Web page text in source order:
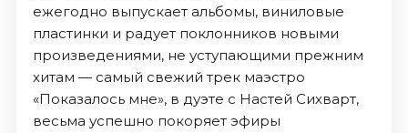
ежегодно выпускает альбомы, виниловые
пластинки и радует поклонников новыми
произведениями, не уступающими прежним
хитам — самый свежий трек маэстро
«Показалось мне», в дуэте с Настей Сихварт,
весьма успешно покоряет эфиры